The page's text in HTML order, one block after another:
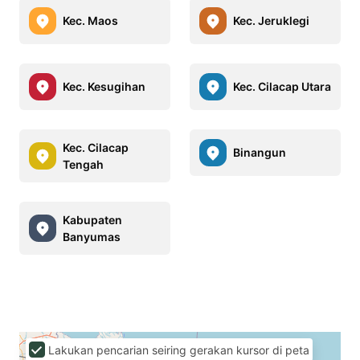
Kec. Maos Kec. Jeruklegi
Kec. Kesugihan Kec. Cilacap Utara
Kec. Cilacap
Tengah
Binangun
Kabupaten
Banyumas
Lakukan pencarian seiring gerakan kursor di peta